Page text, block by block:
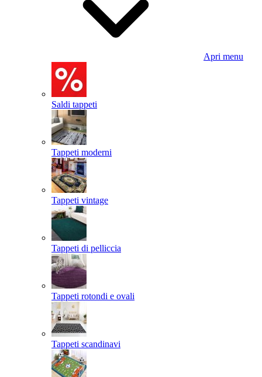
Apri menu
Saldi tappeti
Tappeti moderni
Tappeti vintage
Tappeti di pelliccia
Tappeti rotondi e ovali
Tappeti scandinavi